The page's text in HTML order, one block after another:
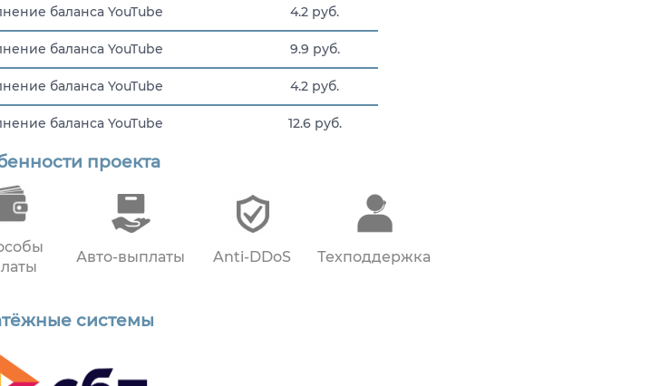
баланса YouTube 4.2 руб.
баланса YouTube 9.9 руб.
баланса YouTube 4.2 руб.
баланса YouTube 12.6 руб.
баланса YouTube
проекта
Авто-выплаты Anti-DDoS Техподдержка
системы